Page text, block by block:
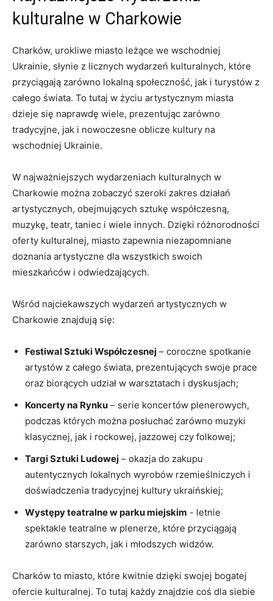
kulturalne w Charkowie
Charków, urokliwe miasto leżące we wschodniej
Ukrainie,⁢ słynie z licznych wydarzeń kulturalnych, które
przyciągają zarówno lokalną społeczność, jak i turystów ⁤z
całego świata. To⁢ tutaj w życiu artystycznym miasta
dzieje się naprawdę wiele, ‌prezentując ⁣zarówno
tradycyjne, jak ‍i nowoczesne ​oblicze kultury na
wschodniej Ukrainie.
W najważniejszych wydarzeniach kulturalnych w
⁤Charkowie można zobaczyć szeroki zakres działań
artystycznych, ​obejmujących sztukę współczesną,
muzykę, teatr, taniec i ‍wiele⁤ innych. Dzięki różnorodności
oferty kulturalnej, ‍miasto zapewnia niezapomniane
‌doznania⁢ artystyczne dla wszystkich swoich
mieszkańców i odwiedzających.
Wśród najciekawszych wydarzeń artystycznych w
Charkowie znajdują się:
Festiwal Sztuki Współczesnej – coroczne spotkanie
artystów z całego świata, prezentujących swoje prace
oraz biorących udział w warsztatach i dyskusjach;
Koncerty na Rynku – serie koncertów plenerowych, ​
podczas których można⁢ posłuchać zarówno muzyki
klasycznej, jak i rockowej,​ jazzowej czy folkowej;
Targi Sztuki Ludowej – okazja ⁢do zakupu
autentycznych lokalnych wyrobów rzemieślniczych i
doświadczenia tradycyjnej kultury ukraińskiej;
Występy teatralne w parku miejskim -​ letnie
spektakle teatralne w plenerze, które⁢ przyciągają
‍zarówno ⁤starszych, jak⁢ i młodszych widzów.
Charków to miasto, które ​kwitnie dzięki swojej bogatej
ofercie kulturalnej. To tutaj ‌każdy ⁤znajdzie coś ⁤dla siebie